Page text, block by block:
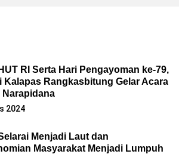
RI Serta Hari Pengayoman ke-79,
Kalapas Rangkasbitung Gelar Acara
Narapidana
2024
Menjadi Laut dan
Masyarakat Menjadi Lumpuh